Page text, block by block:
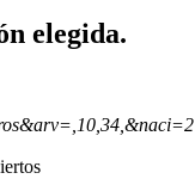
elegida.